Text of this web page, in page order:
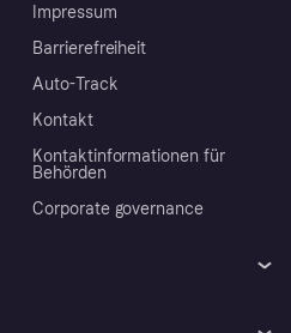
Impressum
Barrierefreiheit
Auto-Track
Kontakt
Kontaktinformationen für
Behörden
Corporate governance